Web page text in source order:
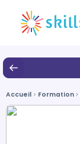
Accueil Formation